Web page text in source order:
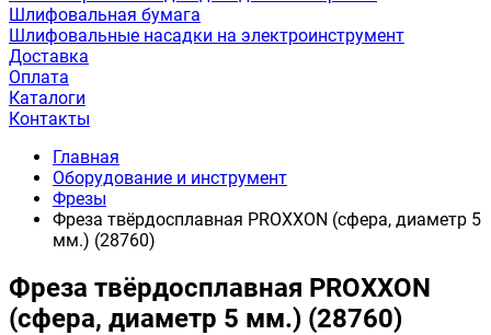
Шлифовальная бумага
Шлифовальные насадки на электроинструмент
Доставка
Оплата
Каталоги
Контакты
Главная
Оборудование и инструмент
Фрезы
Фреза твёрдосплавная PROXXON (сфера, диаметр 5
мм.) (28760)
Фреза твёрдосплавная PROXXON
(сфера, диаметр 5 мм.) (28760)